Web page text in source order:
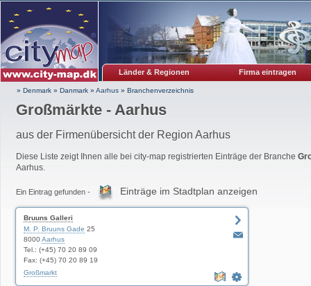
Länder & Regionen Firma eintragen
» Denmark » Danmark » Aarhus » Branchenverzeichnis
Großmärkte - Aarhus
aus der Firmenübersicht der Region Aarhus
Diese Liste zeigt Ihnen alle bei city-map registrierten Einträge der Branche
Aarhus.
Ein Eintrag gefunden - Einträge im Stadtplan anzeigen
Bruuns Galleri
M. P. Bruuns Gade 25
8000Aarhus
Tel.: (+45) 70 20 89 09
Fax: (+45) 70 20 89 19
Großmarkt